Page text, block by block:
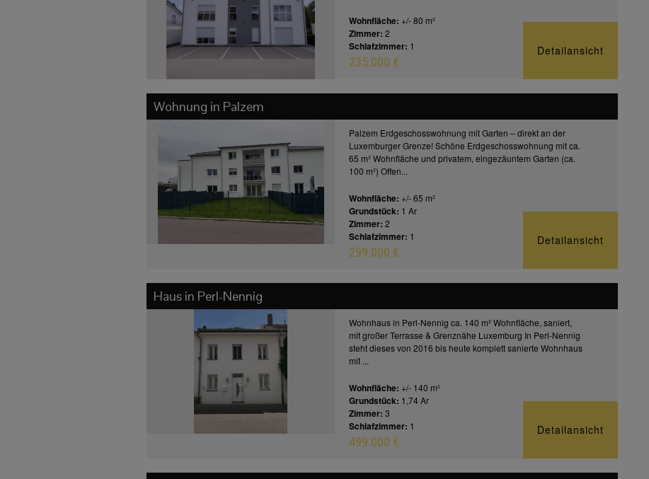
Wohnfläche: +/- 80 m²
Zimmer:2
Schlafzimmer: 1
235.000 €
Detailansicht
Wohnung in Palzem
Palzem Erdgeschosswohnung mit Garten – direkt an der
Luxemburger Grenze! Schöne Erdgeschosswohnung mit ca.
65 m² Wohnfläche und privatem, eingezäuntem Garten (ca.
100 m²) Offen...
Wohnfläche: +/- 65 m²
Grundstück: 1 Ar
Zimmer:2
Schlafzimmer: 1
299.000 €
Detailansicht
Haus in Perl-Nennig
Wohnhaus in Perl-Nennig ca. 140 m² Wohnfläche, saniert,
mit großer Terrasse & Grenznähe Luxemburg In Perl-Nennig
steht dieses von 2016 bis heute komplett sanierte Wohnhaus
mit ...
Wohnfläche: +/- 140 m²
Grundstück: 1,74 Ar
Zimmer:3
Schlafzimmer: 1
499.000 €
Detailansicht